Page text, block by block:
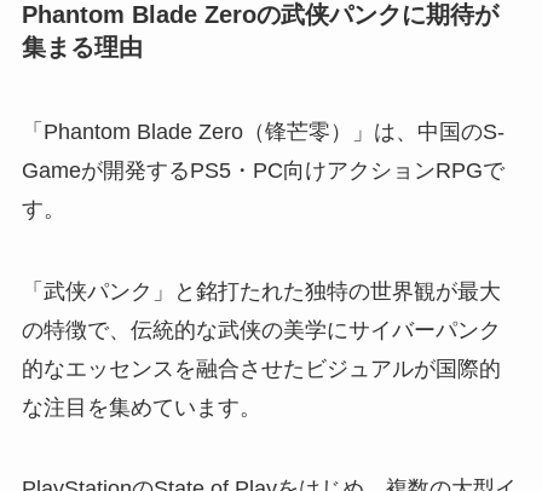
Phantom Blade Zeroの武侠パンクに期待が
集まる理由
「Phantom Blade Zero（锋芒零）」は、中国のS-
Gameが開発するPS5・PC向けアクションRPGで
す。
「武侠パンク」と銘打たれた独特の世界観が最大
の特徴で、伝統的な武侠の美学にサイバーパンク
的なエッセンスを融合させたビジュアルが国際的
な注目を集めています。